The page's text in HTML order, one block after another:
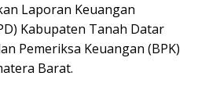
Laporan Keuangan
Kabupaten Tanah Datar
Pemeriksa Keuangan (BPK)
Barat.